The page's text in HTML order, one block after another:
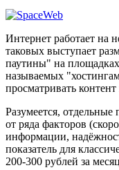
Интернет работает на
таковых выступает
паутины" на
называемых
просматривать
Разумеется,
от ряда факторов
информации,
показатель для
200-300 рублей за